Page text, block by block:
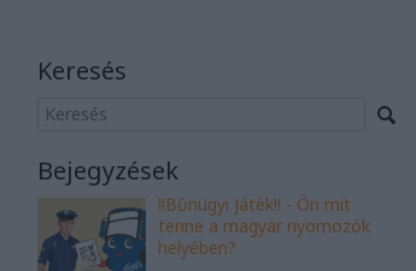
Keresés
Bejegyzések
!!Bűnügyi Játék!! - Ön mit
tenne a magyar nyomozók
helyében?